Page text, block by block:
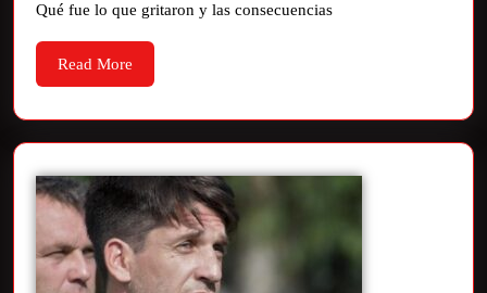
Qué fue lo que gritaron y las consecuencias
Read More